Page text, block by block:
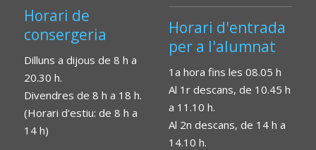
Horari de
consergeria
Dilluns a dijous de 8 h a
20.30 h.
Divendres de 8 h a 18 h.
(Horari d'estiu: de 8 h a
14 h)
Horari d'entrada
per a l'alumnat
1a hora fins les 08.05 h
Al 1r descans, de 10.45 h
a 11.10 h.
Al 2n descans, de 14 h a
14.10 h.